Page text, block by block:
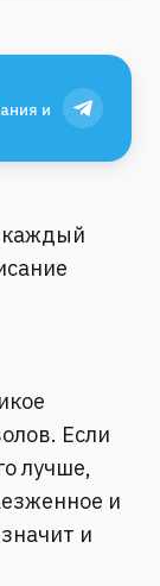
и
каждый
Если
лучше,
и
и